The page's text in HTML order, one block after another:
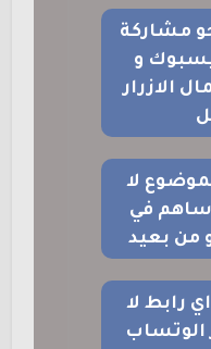
مشاركة
و
الازرار
لا
ساهم في
من بعيد
رابط لا